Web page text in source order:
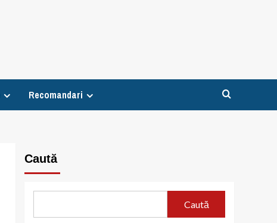
Recomandari
Caută
Caută